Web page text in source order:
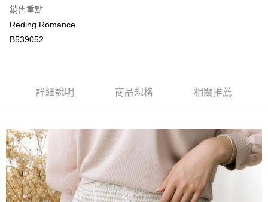
街口支付
悠遊付
運送方式
每筆NT$80，滿NT$2,000(含以上)免運費
付款後萊爾富取貨
每筆NT$80，滿NT$2,000(含以上)免運費
付款後7-11取貨
銷售重點
Reding Romance
B539052
詳細說明 商品規格 相關推薦